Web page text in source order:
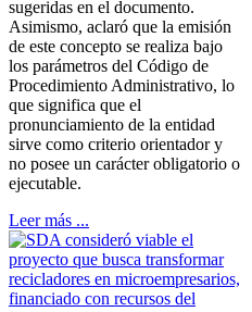
sugeridas en el documento.
Asimismo, aclaró que la emisión
de este concepto se realiza bajo
los parámetros del Código de
Procedimiento Administrativo, lo
que significa que el
pronunciamiento de la entidad
sirve como criterio orientador y
no posee un carácter obligatorio o
ejecutable.
Leer más ...